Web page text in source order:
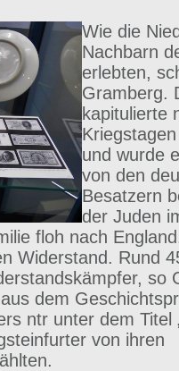
Wie die
Nachbarn
erlebten,
Gramberg.
kapitulierte
und wurde
von den
Besatzern
der Juden
floh nach
Widerstand. Rund
so
dem
ntr unter dem Titel
von ihren